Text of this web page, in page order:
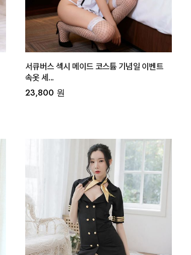
서큐버스 섹시 메이드 코스튬 기념일 이벤트
속옷 세...
23,800 원